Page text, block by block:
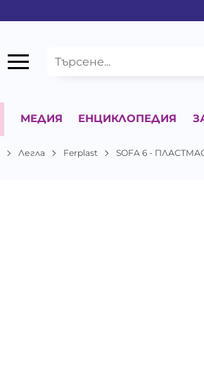
МЕДИЯ ЕНЦИКЛОПЕДИЯ
Легла Ferplast SOFA 6 -